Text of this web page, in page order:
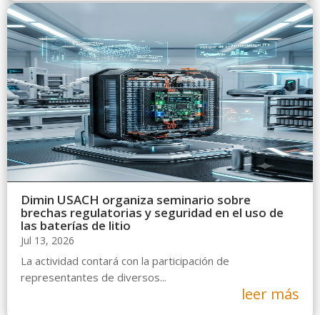
Dimin USACH organiza seminario sobre
brechas regulatorias y seguridad en el uso de
las baterías de litio
Jul 13, 2026
La actividad contará con la participación de
representantes de diversos...
leer más